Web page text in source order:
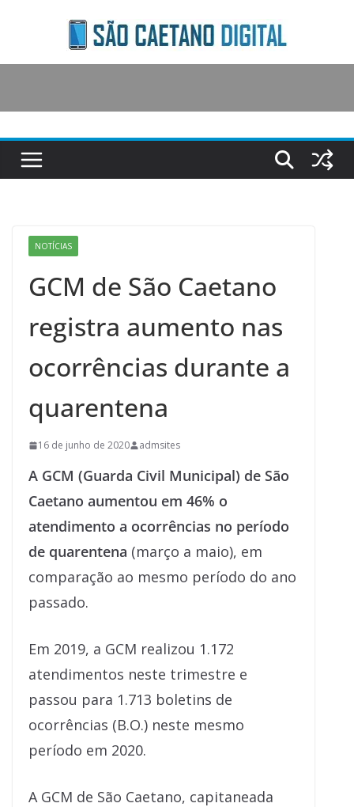
content
NOTÍCIAS
GCM de São Caetano
registra aumento nas
ocorrências durante a
quarentena
16 de junho de 2020 admsites
A GCM (Guarda Civil Municipal) de São
Caetano aumentou em 46% o
atendimento a ocorrências no período
de quarentena (março a maio), em
comparação ao mesmo período do ano
passado.
Em 2019, a GCM realizou 1.172
atendimentos neste trimestre e
passou para 1.713 boletins de
ocorrências (B.O.) neste mesmo
período em 2020.
A GCM de São Caetano, capitaneada